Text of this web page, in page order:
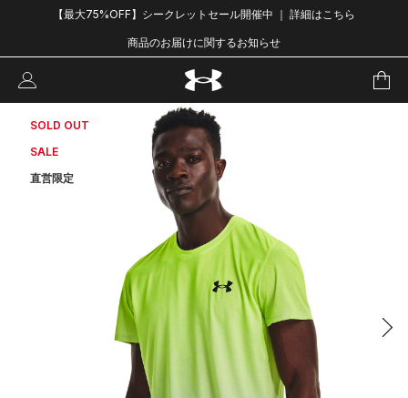
【最大75%OFF】シークレットセール開催中 ｜ 詳細はこちら
商品のお届けに関するお知らせ
SOLD OUT
SALE
直営限定